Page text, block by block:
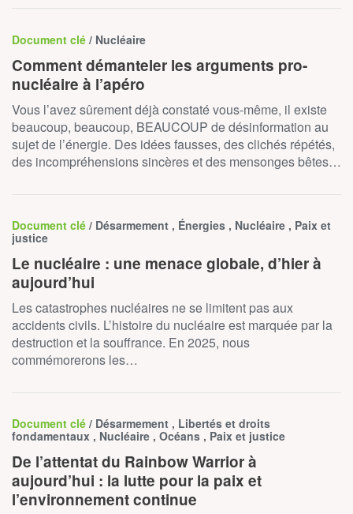
Document clé / Nucléaire
Comment démanteler les arguments pro-
nucléaire à l’apéro
Vous l’avez sûrement déjà constaté vous-même, il existe
beaucoup, beaucoup, BEAUCOUP de désinformation au
sujet de l’énergie. Des idées fausses, des clichés répétés,
des incompréhensions sincères et des mensonges bêtes…
Document clé / Désarmement , Énergies , Nucléaire , Paix et
justice
Le nucléaire : une menace globale, d’hier à
aujourd’hui
Les catastrophes nucléaires ne se limitent pas aux
accidents civils. L’histoire du nucléaire est marquée par la
destruction et la souffrance. En 2025, nous
commémorerons les…
Document clé / Désarmement , Libertés et droits
fondamentaux , Nucléaire , Océans , Paix et justice
De l’attentat du Rainbow Warrior à
aujourd’hui : la lutte pour la paix et
l’environnement continue